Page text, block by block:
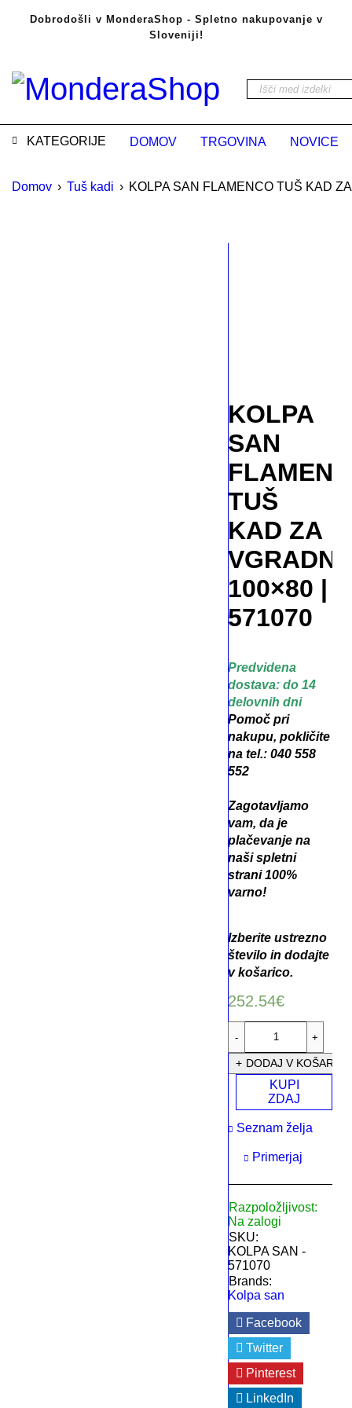
Dobrodošli v MonderaShop - Spletno nakupovanje v
Sloveniji!
KATEGORIJE DOMOV TRGOVINA NOVICE
Domov › Tuš kadi › KOLPA SAN FLAMENCO TUŠ KAD
KOLPA
SAN
TUŠ
KAD ZA
100×80 |
571070
Predvidena
dostava: do 14
delovnih dni
Pomoč pri
nakupu, pokličite
na tel.: 040 558
552
Zagotavljamo
vam, da je
plačevanje na
naši spletni
strani 100%
varno!
Izberite ustrezno
število in dodajte
v košarico.
252.54€
DODAJ V
KUPI
ZDAJ
Seznam želja
Primerjaj
Razpoložljivost:
Na zalogi
SKU:
KOLPA SAN -
571070
Brands:
Kolpa san
Facebook
Twitter
Pinterest
LinkedIn